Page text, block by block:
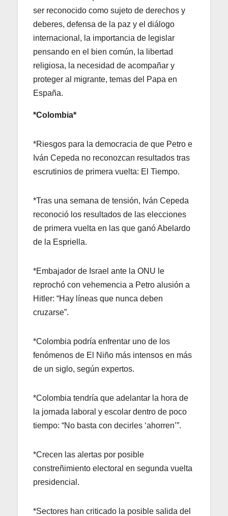
ser reconocido como sujeto de derechos y
deberes, defensa de la paz y el diálogo
internacional, la importancia de legislar
pensando en el bien común, la libertad
religiosa, la necesidad de acompañar y
proteger al migrante, temas del Papa en
España.
*Colombia*
*Riesgos para la democracia de que Petro e
Iván Cepeda no reconozcan resultados tras
escrutinios de primera vuelta: El Tiempo.
*Tras una semana de tensión, Iván Cepeda
reconoció los resultados de las elecciones
de primera vuelta en las que ganó Abelardo
de la Espriella.
*Embajador de Israel ante la ONU le
reprochó con vehemencia a Petro alusión a
Hitler: “Hay líneas que nunca deben
cruzarse”.
*Colombia podría enfrentar uno de los
fenómenos de El Niño más intensos en más
de un siglo, según expertos.
*Colombia tendría que adelantar la hora de
la jornada laboral y escolar dentro de poco
tiempo: “No basta con decirles ‘ahorren’”.
*Crecen las alertas por posible
constreñimiento electoral en segunda vuelta
presidencial.
*Sectores han criticado la posible salida del